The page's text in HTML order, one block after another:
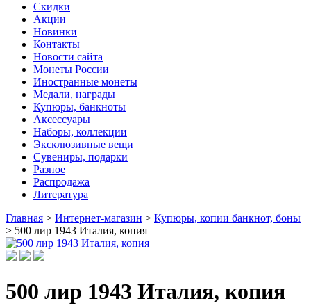
Скидки
Акции
Новинки
Контакты
Новости сайта
Монеты России
Иностранные монеты
Медали, награды
Купюры, банкноты
Аксессуары
Наборы, коллекции
Эксклюзивные вещи
Сувениры, подарки
Разное
Распродажа
Литература
Главная > Интернет-магазин > Купюры, копии банкнот, боны
> 500 лир 1943 Италия, копия
500 лир 1943 Италия, копия